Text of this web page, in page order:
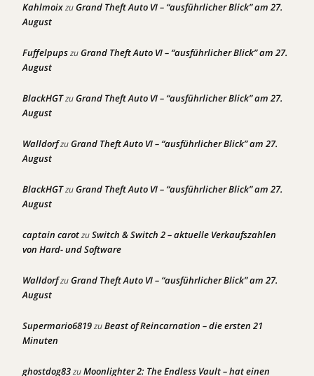
KahlmoixzuGrand Theft Auto VI – “ausführlicher Blick” am 27.
August
FuffelpupszuGrand Theft Auto VI – “ausführlicher Blick” am 27.
August
BlackHGTzuGrand Theft Auto VI – “ausführlicher Blick” am 27.
August
WalldorfzuGrand Theft Auto VI – “ausführlicher Blick” am 27.
August
BlackHGTzuGrand Theft Auto VI – “ausführlicher Blick” am 27.
August
captain carotzuSwitch & Switch 2 – aktuelle Verkaufszahlen
von Hard- und Software
WalldorfzuGrand Theft Auto VI – “ausführlicher Blick” am 27.
August
Supermario6819zuBeast of Reincarnation – die ersten 21
Minuten
ghostdog83zuMoonlighter 2: The Endless Vault – hat einen